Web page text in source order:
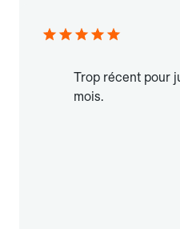
Trop récent pour
mois.